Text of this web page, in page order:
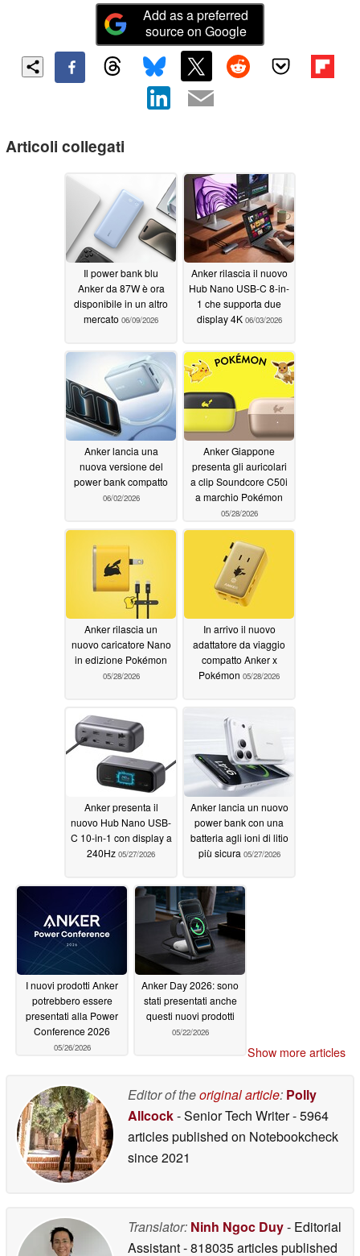
Add as a preferred
source on Google
Articoli collegati
Il power bank blu
Anker da 87W è ora
disponibile in un altro
mercato 06/09/2026
Anker rilascia il nuovo
Hub Nano USB-C 8-in-
1 che supporta due
display 4K 06/03/2026
Anker lancia una
nuova versione del
power bank compatto
06/02/2026
Anker Giappone
presenta gli auricolari
a clip Soundcore C50i
a marchio Pokémon
05/28/2026
Anker rilascia un
nuovo caricatore Nano
in edizione Pokémon
05/28/2026
In arrivo il nuovo
adattatore da viaggio
compatto Anker x
Pokémon 05/28/2026
Anker presenta il
nuovo Hub Nano USB-
C 10-in-1 con display a
240Hz 05/27/2026
Anker lancia un nuovo
power bank con una
batteria agli ioni di litio
più sicura 05/27/2026
I nuovi prodotti Anker
potrebbero essere
presentati alla Power
Conference 2026
05/26/2026
Anker Day 2026: sono
stati presentati anche
questi nuovi prodotti
05/22/2026
Show more articles
Editor of theoriginal article: Polly
Allcock- Senior Tech Writer- 5964
articles published on Notebookcheck
since 2021
Translator: Ninh Ngoc Duy- Editorial
Assistant- 818035 articles published